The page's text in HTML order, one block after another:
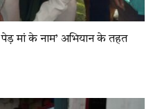
पेड़ मां के नाम’ अभियान के तहत